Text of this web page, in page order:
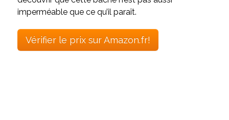
imperméable que ce qu’il paraît.
Vérifier le prix sur Amazon.fr!